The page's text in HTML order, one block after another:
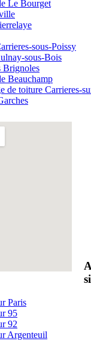
Le Bourget
sous-Poissy
sous-Bois
Brignoles
Beauchamp
de toiture Carrieres-
Paris
95
92
Argenteuil